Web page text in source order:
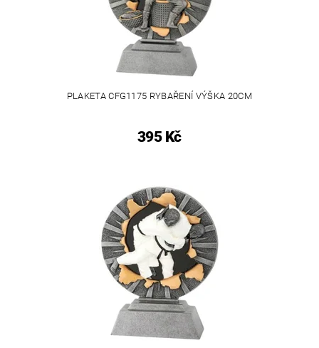
PLAKETA CFG1175 RYBAŘENÍ VÝŠKA 20CM
395 Kč